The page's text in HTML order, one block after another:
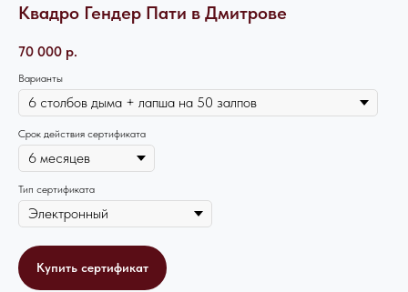
Квадро Гендер Пати в Дмитрове
70 000 р.
Варианты
Срок действия сертификата
Тип сертификата
Купить сертификат